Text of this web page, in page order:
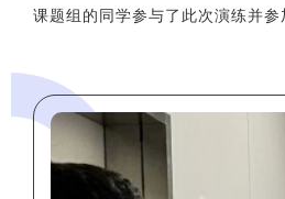
课题组的同学参与了此次演练并